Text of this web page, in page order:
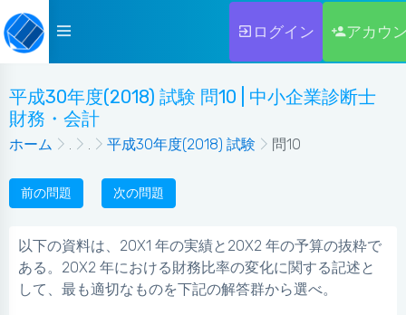
ログイン アカウ
平成30年度(2018) 試験 問10 | 中小企業診断士
財務・会計
ホーム . . 平成30年度(2018) 試験 問10
前の問題 次の問題
以下の資料は、20X1 年の実績と20X2 年の予算の抜粋で
ある。20X2 年における財務比率の変化に関する記述と
して、最も適切なものを下記の解答群から選べ。